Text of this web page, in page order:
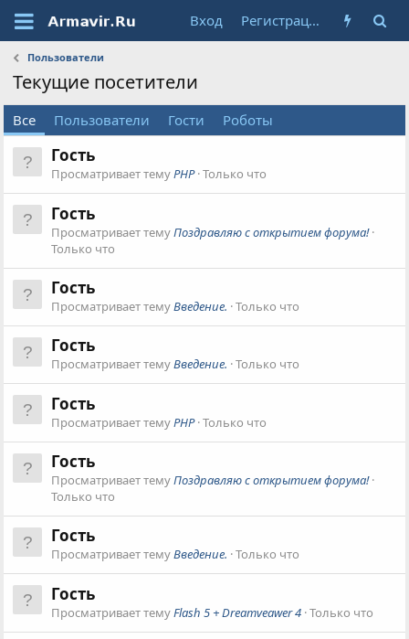
Вход Регистрация
Пользователи
Текущие посетители
Все Пользователи Гости Роботы
Гость
Просматривает темуPHP Только что
Гость
Просматривает темуПоздравляю с открытием форума!
Только что
Гость
Просматривает темуВведение. Только что
Гость
Просматривает темуВведение. Только что
Гость
Просматривает темуPHP Только что
Гость
Просматривает темуПоздравляю с открытием форума!
Только что
Гость
Просматривает темуВведение. Только что
Гость
Просматривает темуFlash 5 + Dreamveawer 4 Только что